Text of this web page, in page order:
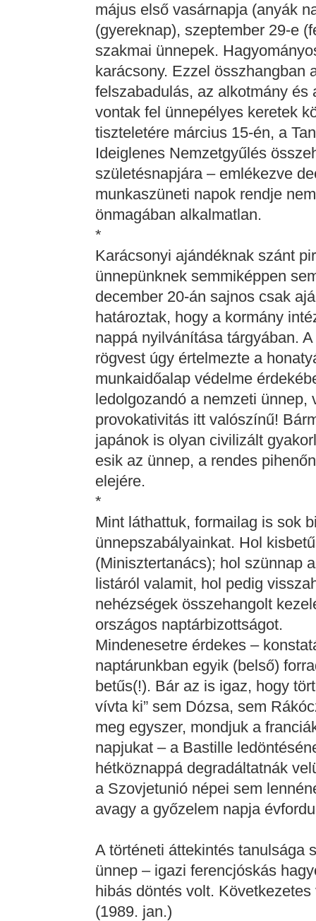
május első vasárnapja (anyák
(gyereknap), szeptember 29-e
szakmai ünnepek.
karácsony. Ezzel összhangban
felszabadulás, az alkotmány és
vontak fel ünnepélyes keretek
tiszteletére március 15-én, a
Ideiglenes Nemzetgyűlés
születésnapjára – emlékezve
munkaszüneti napok rendje
önmagában alkalmatlan.
*
Karácsonyi ajándéknak szánt
ünnepünknek semmiképpen
december 20-án sajnos csak
határoztak, hogy a kormány
nappá nyilvánítása tárgyában.
rögvest úgy értelmezte a
munkaidőalap védelme
ledolgozandó a nemzeti ünnep,
provokativitás itt valószínű!
japánok is olyan civilizált
esik az ünnep, a rendes
elejére.
*
Mint láthattuk, formailag is sok
ünnepszabályainkat. Hol
(Minisztertanács); hol szünnap
listáról valamit, hol pedig
nehézségek összehangolt
országos naptárbizottságot.
Mindenesetre érdekes –
naptárunkban egyik (belső)
betűs(!). Bár az is igaz, hogy
vívta ki” sem Dózsa, sem
meg egyszer, mondjuk a
napjukat – a Bastille
hétköznappá degradáltatnák
a Szovjetunió népei sem
avagy a győzelem napja
A történeti áttekintés tanulsága
ünnep – igazi ferencjóskás
hibás döntés volt.
(1989. jan.)